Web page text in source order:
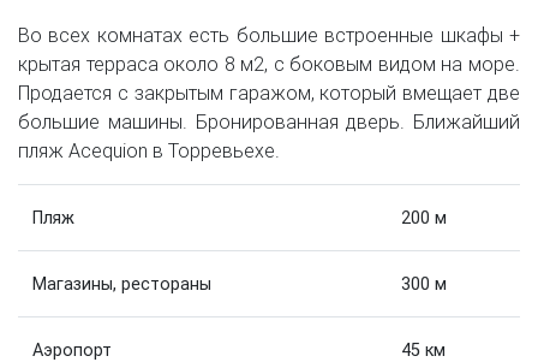
Во всех комнатах есть большие встроенные шкафы +
крытая терраса около 8 м2, с боковым видом на море.
Продается с закрытым гаражом, который вмещает две
большие машины. Бронированная дверь. Ближайший
пляж Acequion в Торревьехе.
Пляж 200 м
Магазины, рестораны 300 м
Аэропорт 45 км